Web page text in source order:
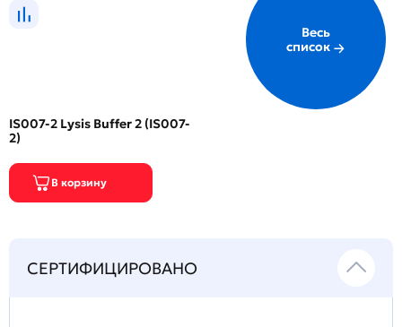
IS007-2 Lysis Buffer 2 (IS007-
2)
Весь
список
СЕРТИФИЦИРОВАНО